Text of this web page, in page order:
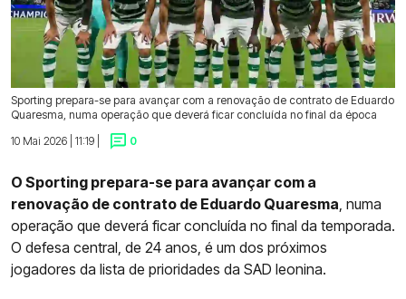
Sporting prepara-se para avançar com a renovação de contrato de Eduardo
Quaresma, numa operação que deverá ficar concluída no final da época
10 Mai 2026 | 11:19 |
0
O Sporting prepara-se para avançar com a
renovação de contrato de Eduardo Quaresma, numa
operação que deverá ficar concluída no final da temporada.
O defesa central, de 24 anos, é um dos próximos
jogadores da lista de prioridades da SAD leonina.